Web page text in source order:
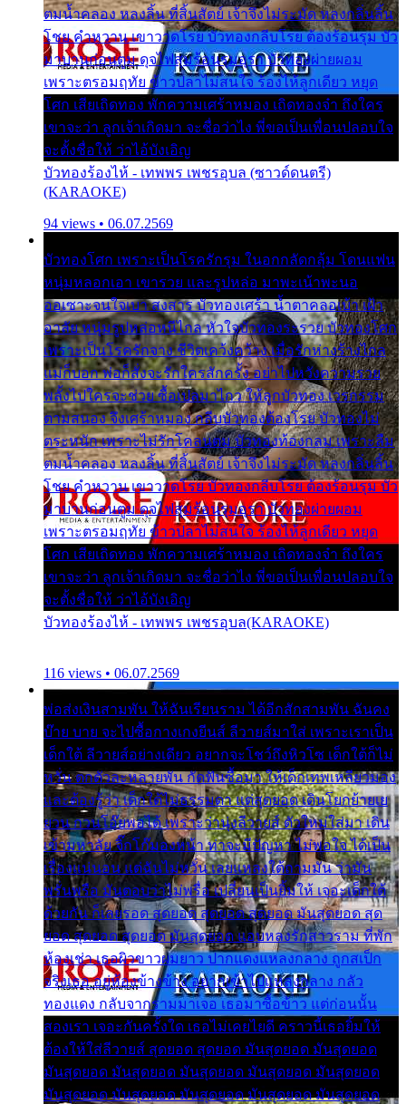
ตมน้ำคลอง หลงลิ้น ที่สิ้นสัตย์ เจ้าจึงไม่ระมัด หลงกลิ่นลิ้น
โชย คำหวาน เขาวาดโรย บัวทองกลีบโรย ต้องร้อนรุม บัว
มาบานก่อนตูม ดุจไฟสุมร้อนรุมอุรา บัวทองผ่ายผอม
เพราะตรอมฤทัย ข้าวปลาไม่สนใจ ร้องไห้ลูกเดียว หยุด
โศก เสียเถิดทอง พักความเศร้าหมอง เถิดทองจ๋า ถึงใคร
เขาจะว่า ลูกเจ้าเกิดมา จะชื่อว่าไง พี่ขอเป็นเพื่อนปลอบใจ
จะตั้งชื่อให้ ว่าไอ้บังเอิญ
บัวทองร้องไห้ - เทพพร เพชรอุบล (ซาวด์ดนตรี)
(KARAOKE)
94 views • 06.07.2569
บัวทองโศก เพราะเป็นโรครักรุม ในอกกลัดกลุ้ม โดนแฟน
หนุ่มหลอกเอา เขารวย และรูปหล่อ มาพะเน้าพะนอ
ออเซาะจนใจเบา สงสาร บัวทองเศร้า น้ำตาคลอเบ้า เฝ้า
อาลัย หนุ่มรูปหล่อหนีไกล หัวใจบัวทองระรวย บัวทองโศก
เพราะเป็นโรครักจาง ชีวิตเคว้งคว้าง เมื่อรักห่างร้างไกล
แม่ก็บอก พ่อก็สั่งจะรักใครสักครั้ง อย่าไปหวังความรวย
พลั้งไปใครจะช่วย ซื้อเปลมาไกว ให้ลูกบัวทอง เวรกรรม
ตามสนอง จึงเศร้าหมอง กลีบบัวทองต้องโรย บัวทองไม่
ตระหนัก เพราะไม่รักโคลนตม บัวทองท้องกลม เพราะลืม
ตมน้ำคลอง หลงลิ้น ที่สิ้นสัตย์ เจ้าจึงไม่ระมัด หลงกลิ่นลิ้น
โชย คำหวาน เขาวาดโรย บัวทองกลีบโรย ต้องร้อนรุม บัว
มาบานก่อนตูม ดุจไฟสุมร้อนรุมอุรา บัวทองผ่ายผอม
เพราะตรอมฤทัย ข้าวปลาไม่สนใจ ร้องไห้ลูกเดียว หยุด
โศก เสียเถิดทอง พักความเศร้าหมอง เถิดทองจ๋า ถึงใคร
เขาจะว่า ลูกเจ้าเกิดมา จะชื่อว่าไง พี่ขอเป็นเพื่อนปลอบใจ
จะตั้งชื่อให้ ว่าไอ้บังเอิญ
บัวทองร้องไห้ - เทพพร เพชรอุบล(KARAOKE)
116 views • 06.07.2569
พ่อส่งเงินสามพัน ให้ฉันเรียนราม ได้อีกสักสามพัน ฉันคง
บ๊าย บาย จะไปซื้อกางเกงยีนส์ ลีวายส์มาใส่ เพราะเราเป็น
เด็กใต้ ลีวายส์อย่างเดียว อยากจะโชว์ถึงหิวโซ เด็กใต้ก็ไม่
หวั่น ตกตัวละหลายพัน กัดฟันซื้อมา ให้เด็กเทพเหลียวมอง
และต้องรู้ว่า เด็กใต้ไม่ธรรมดา แต่สุดยอด เดินโยกย้ายเย
ยวน กวนโอ๊ยพอได้ เพราะว่านุ่งลีวายส์ ตัวใหม่ใส่มา เดิน
เข้ามหาลัย จิ๊กโก๊มองหน้า ท่าจะมีปัญหา ไม่พอใจ ได้เป็น
เรื่องแน่นอน แต่ฉันไม่หวั่น เลยแหลงใต้ถามมัน ว่ามัน
พรั่นพรือ มันตอบว่าไม่พรื่อ เปลี่ยนเป็นยิ้มให้ เจอะเด็กใต้
ด้วยกัน ก็เลยรอด สุดยอด สุดยอด สุดยอด มันสุดยอด สุด
ยอด สุดยอด สุดยอด มันสุดยอด แอบหลงรักสาวราม ที่พัก
ห้องเช่า เธอผิวขาวผมยาว ปากแดงแหลงกลาง ถูกสเป็ก
จริงเธอ อยู่ห้องข้างข้าง อยากเข้าไปแหลงกลาง กลัว
ทองแดง กลับจากรามมาเจอ เธอมาซื้อข้าว แต่ก่อนนั้น
สองเรา เจอะกันครั้งใด เธอไม่เคยไยดี คราวนี้เธอยิ้มให้
ต้องให้ใส่ลีวายส์ สุดยอด สุดยอด มันสุดยอด มันสุดยอด
มันสุดยอด มันสุดยอด มันสุดยอด มันสุดยอด มันสุดยอด
มันสุดยอด มันสุดยอด มันสุดยอด มันสุดยอด มันสุดยอด